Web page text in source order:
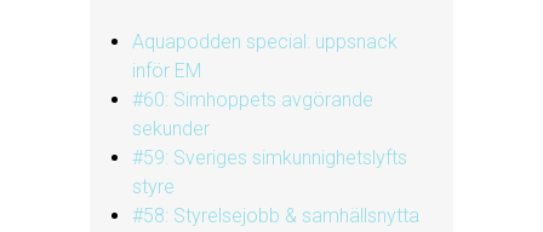
Aquapodden special: uppsnack
inför EM
#60: Simhoppets avgörande
sekunder
#59: Sveriges simkunnighetslyfts
styre
#58: Styrelsejobb & samhällsnytta